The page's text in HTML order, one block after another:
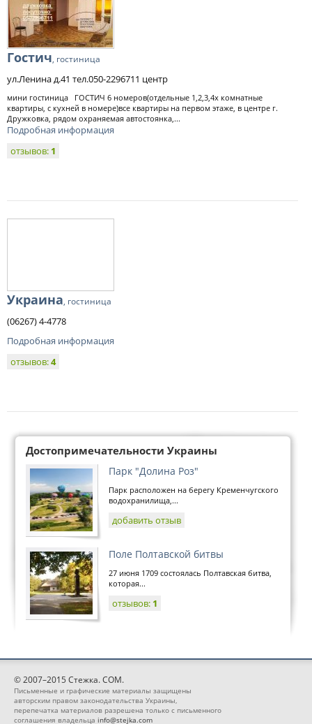
Гостич, гостиница
ул.Ленина д.41 тел.050-2296711 центр
мини гостиница ГОСТИЧ 6 номеров(отдельные 1,2,3,4х комнатные
квартиры, с кухней в номере)все квартиры на первом этаже, в центре г.
Дружковка, рядом охраняемая автостоянка,...
Подробная информация
отзывов: 1
Украина, гостиница
(06267) 4-4778
Подробная информация
отзывов:4
Достопримечательности Украины
Парк "Долина Роз"
Парк расположен на берегу Кременчугского
водохранилища,...
добавить отзыв
Поле Полтавской битвы
27 июня 1709 состоялась Полтавская битва,
которая...
отзывов: 1
© 2007–2015 Стежка. COM.
Письменные и графические материалы защищены
авторским правом законодательства Украины,
перепечатка материалов разрешена только с письменного
соглашения владельца info@stejka.com